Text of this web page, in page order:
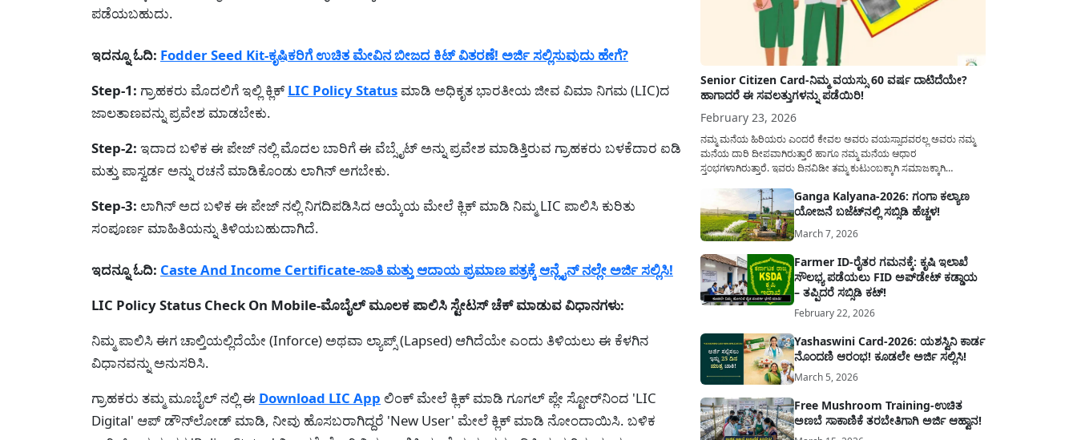
ಪಡೆಯಬಹುದು.
ಇದನ್ನೂ ಓದಿ: Fodder Seed Kit-ಕೃಷಿಕರಿಗೆ ಉಚಿತ ಮೇವಿನ ಬೀಜದ ಕಿಟ್ ವಿತರಣೆ! ಅರ್ಜಿ ಸಲ್ಲಿಸುವುದು ಹೇಗೆ?
Step-1: ಗ್ರಾಹಕರು ಮೊದಲಿಗೆ ಇಲ್ಲಿ ಕ್ಲಿಕ್ LIC Policy Status ಮಾಡಿ ಅಧಿಕೃತ ಭಾರತೀಯ ಜೀವ ವಿಮಾ ನಿಗಮ (LIC)ದ
ಜಾಲತಾಣವನ್ನು ಪ್ರವೇಶ ಮಾಡಬೇಕು.
Step-2: ಇದಾದ ಬಳಿಕ ಈ ಪೇಜ್ ನಲ್ಲಿ ಮೊದಲ ಬಾರಿಗೆ ಈ ವೆಬ್ಸೈಟ್ ಅನ್ನು ಪ್ರವೇಶ ಮಾಡಿತ್ತಿರುವ ಗ್ರಾಹಕರು ಬಳಕೆದಾರ ಐಡಿ
ಮತ್ತು ಪಾಸ್ವರ್ಡ ಅನ್ನು ರಚನೆ ಮಾಡಿಕೊಂಡು ಲಾಗಿನ್ ಅಗಬೇಕು.
Step-3: ಲಾಗಿನ್ ಅದ ಬಳಿಕ ಈ ಪೇಜ್ ನಲ್ಲಿ ನಿಗದಿಪಡಿಸಿದ ಆಯ್ಕೆಯ ಮೇಲೆ ಕ್ಲಿಕ್ ಮಾಡಿ ನಿಮ್ಮ LIC ಪಾಲಿಸಿ ಕುರಿತು
ಸಂಪೂರ್ಣ ಮಾಹಿತಿಯನ್ನು ತಿಳಿಯಬಹುದಾಗಿದೆ.
ಇದನ್ನೂ ಓದಿ: Caste And Income Certificate-ಜಾತಿ ಮತ್ತು ಆದಾಯ ಪ್ರಮಾಣ ಪತ್ರಕ್ಕೆ ಆನ್ಲೈನ್ ನಲ್ಲೇ ಅರ್ಜಿ ಸಲ್ಲಿಸಿ!
LIC Policy Status Check On Mobile-ಮೊಬೈಲ್ ಮೂಲಕ ಪಾಲಿಸಿ ಸ್ಟೇಟಸ್ ಚೆಕ್ ಮಾಡುವ ವಿಧಾನಗಳು:
ನಿಮ್ಮ ಪಾಲಿಸಿ ಈಗ ಚಾಲ್ತಿಯಲ್ಲಿದೆಯೇ (Inforce) ಅಥವಾ ಲ್ಯಾಪ್ಸ್ (Lapsed) ಆಗಿದೆಯೇ ಎಂದು ತಿಳಿಯಲು ಈ ಕೆಳಗಿನ
ವಿಧಾನವನ್ನು ಅನುಸರಿಸಿ.
ಗ್ರಾಹಕರು ತಮ್ಮ ಮೂಬೈಲ್ ನಲ್ಲಿ ಈ Download LIC App ಲಿಂಕ್ ಮೇಲೆ ಕ್ಲಿಕ್ ಮಾಡಿ ಗೂಗಲ್ ಪ್ಲೇ ಸ್ಟೋರ್‌ನಿಂದ 'LIC
Digital' ಆಪ್ ಡೌನ್‌ಲೋಡ್ ಮಾಡಿ, ನೀವು ಹೊಸಬರಾಗಿದ್ದರೆ 'New User' ಮೇಲೆ ಕ್ಲಿಕ್ ಮಾಡಿ ನೋಂದಾಯಿಸಿ. ಬಳಿಕ
Senior Citizen Card-ನಿಮ್ಮ ವಯಸ್ಸು 60 ವರ್ಷ ದಾಟಿದೆಯೇ?
ಹಾಗಾದರೆ ಈ ಸವಲತ್ತುಗಳನ್ನು ಪಡೆಯಿರಿ!
February 23, 2026
ನಮ್ಮ ಮನೆಯ ಹಿರಿಯರು ಎಂದರೆ ಕೇವಲ ಅವರು ವಯಸ್ಸಾದವರಲ್ಲ ಅವರು ನಮ್ಮ
ಮನೆಯ ದಾರಿ ದೀಪವಾಗಿರುತ್ತಾರೆ ಹಾಗೂ ನಮ್ಮ ಮನೆಯ ಆಧಾರ
ಸ್ತಂಭಗಳಾಗಿರುತ್ತಾರೆ. ಇವರು ದಿನವಿಡೀ ತಮ್ಮ ಕುಟುಂಬಕ್ಕಾಗಿ ಸಮಾಜಕ್ಕಾಗಿ
ನೆಮ್ಮದಿಯಿಂದ ಕಳೆಯಬೇಕೆಂಬುದು ಪ್ರತಿಯೊಬ್ಬರ ಕನಸಾಗಿರುತ್ತದೆ ಆದ್ದರಿಂದ
ಸರ್ಕಾರವು ಹಿರಿಯ ನಾಗರಿಕರ ಗುರುತಿನ ಚೀಟಿ...
Ganga Kalyana-2026: ಗಂಗಾ ಕಲ್ಯಾಣ
ಯೋಜನೆ ಬಜೆಟ್‌ನಲ್ಲಿ ಸಬ್ಸಿಡಿ ಹೆಚ್ಚಳ!
March 7, 2026
Farmer ID-ರೈತರ ಗಮನಕ್ಕೆ: ಕೃಷಿ ಇಲಾಖೆ
ಸೌಲಭ್ಯ ಪಡೆಯಲು FID ಅಪ್‌ಡೇಟ್ ಕಡ್ಡಾಯ
– ತಪ್ಪಿದರೆ ಸಬ್ಸಿಡಿ ಕಟ್!
February 22, 2026
Yashaswini Card-2026: ಯಶಸ್ವಿನಿ ಕಾರ್ಡ
ನೊಂದಣಿ ಆರಂಭ! ಕೂಡಲೇ ಅರ್ಜಿ ಸಲ್ಲಿಸಿ!
March 5, 2026
Free Mushroom Training-ಉಚಿತ
ಅಣಬೆ ಸಾಕಾಣಿಕೆ ತರಬೇತಿಗಾಗಿ ಅರ್ಜಿ ಆಹ್ವಾನ!